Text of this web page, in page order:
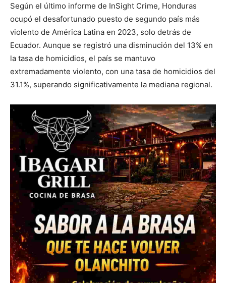
Según el último informe de InSight Crime, Honduras
ocupó el desafortunado puesto de segundo país más
violento de América Latina en 2023, solo detrás de
Ecuador. Aunque se registró una disminución del 13% en
la tasa de homicidios, el país se mantuvo
extremadamente violento, con una tasa de homicidios del
31.1%, superando significativamente la mediana regional.